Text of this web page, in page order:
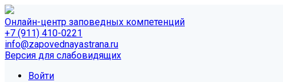
Онлайн-центр заповедных компетенций
+7 (911) 410-0221
info@zapovednayastrana.ru
Версия для слабовидящих
Войти